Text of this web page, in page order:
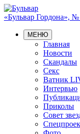
«Бульвар Гордона»,
МЕНЮ
Главная
Новости
Скандалы
Секс
Ватник
Интервью
Приколы
Совет